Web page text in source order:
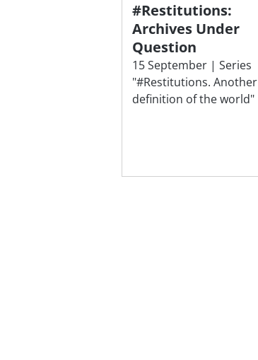
#Restitutions:
Archives Under
Question
15 September | Series
"#Restitutions. Another
definition of the world"